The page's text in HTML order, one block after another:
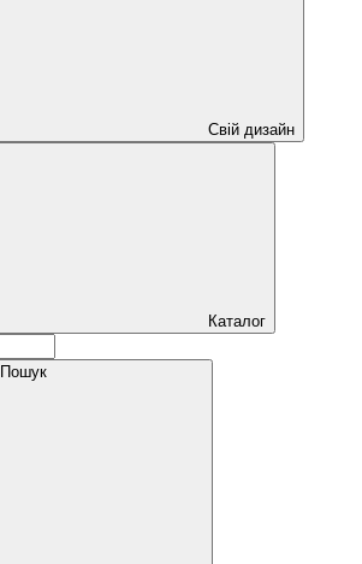
Свій дизайн
Каталог
Пошук